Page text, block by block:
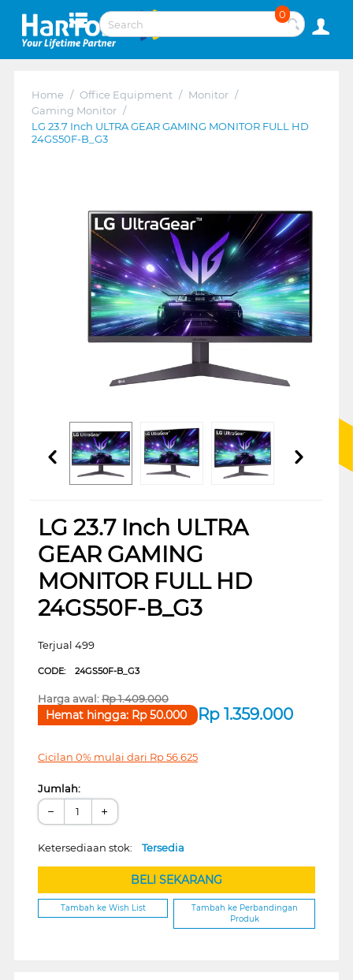
0
Home / Office Equipment / Monitor /
Gaming Monitor /
LG 23.7 Inch ULTRA GEAR GAMING MONITOR FULL HD
24GS50F-B_G3
LG 23.7 Inch ULTRA
GEAR GAMING
MONITOR FULL HD
24GS50F-B_G3
Terjual 499
CODE: 24GS50F-B_G3
Harga awal:Rp1.409.000
Rp 1.359.000
Hemat hingga: Rp50.000
Cicilan 0% mulai dari Rp56.625
Jumlah:
− +
Ketersediaan stok: Tersedia
BELI SEKARANG
Tambah ke Wish List
Tambah ke Perbandingan
Produk